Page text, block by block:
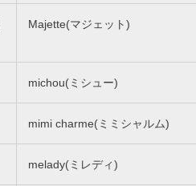
Majette(マジェット)
michou(ミシュー)
mimi charme(ミミシャルム)
melady(ミレディ)